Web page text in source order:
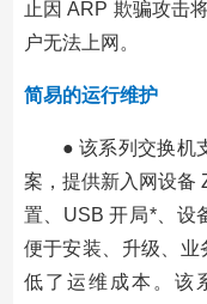
止因 ARP 欺骗攻击
户无法上网。
简易的运行维护
● 该系列交换机
案，提供新入网设备
置、USB 开局*、设
便于安装、升级、业
低了运维成本。该